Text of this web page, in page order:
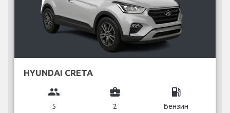
HYUNDAI CRETA
group
5
business_center
2
local_gas_station
Бензин